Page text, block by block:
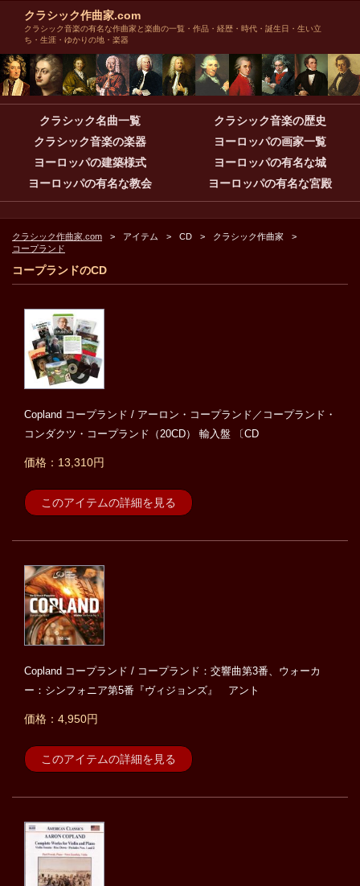
クラシック作曲家.com
クラシック音楽の有名な作曲家と楽曲の一覧・作品・経歴・時代・誕生日・生い立
ち・生涯・ゆかりの地・楽器
クラシック名曲一覧
クラシック音楽の歴史
クラシック音楽の楽器
ヨーロッパの画家一覧
ヨーロッパの建築様式
ヨーロッパの有名な城
ヨーロッパの有名な教会
ヨーロッパの有名な宮殿
クラシック作曲家.com アイテム CD
クラシック作曲家
コープランド
コープランドのCD
Copland コープランド / アーロン・コープランド／コープランド・
コンダクツ・コープランド（20CD） 輸入盤 〔CD
価格：13,310円
このアイテムの詳細を見る
Copland コープランド / コープランド：交響曲第3番、ウォーカ
ー：シンフォニア第5番『ヴィジョンズ』 アント
価格：4,950円
このアイテムの詳細を見る